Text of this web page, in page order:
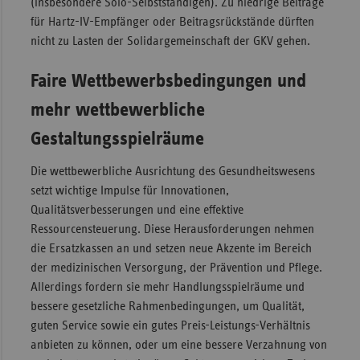
für Hartz-IV-Empfänger oder Beitragsrückstände dürften
nicht zu Lasten der Solidargemeinschaft der GKV gehen.
Faire Wettbewerbsbedingungen und
mehr wettbewerbliche
Gestaltungsspielräume
Die wettbewerbliche Ausrichtung des Gesundheitswesens
setzt wichtige Impulse für Innovationen,
Qualitätsverbesserungen und eine effektive
Ressourcensteuerung. Diese Herausforderungen nehmen
die Ersatzkassen an und setzen neue Akzente im Bereich
der medizinischen Versorgung, der Prävention und Pflege.
Allerdings fordern sie mehr Handlungsspielräume und
bessere gesetzliche Rahmenbedingungen, um Qualität,
guten Service sowie ein gutes Preis-Leistungs-Verhältnis
anbieten zu können, oder um eine bessere Verzahnung von